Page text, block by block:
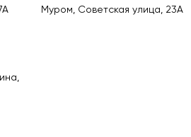
Муром, Советская улица, 23А